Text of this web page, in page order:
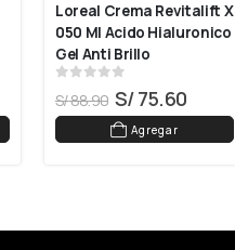
Loreal Crema Revitalift X
050 Ml Acido Hialuronico
Gel Anti Brillo
S/88.90 S/75.60
Agregar